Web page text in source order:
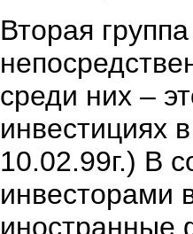
Вторая
среди них –
инвестициях
10.02.99г.) В
инвесторами
иностранные